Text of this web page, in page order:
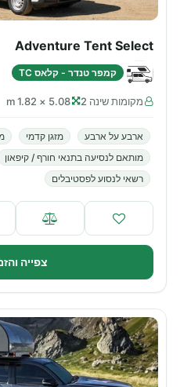
Adventure Tent Select
קמפר טנדר - קלאס TC
מקומות שינה 2 5.08 × 1.82 m
ארבע על ארבע מזגן קדמי
מותאם לנסיעה בתנאי חורף / קיפאון
רשאי לנסוע לפסטיבלים
צפייה